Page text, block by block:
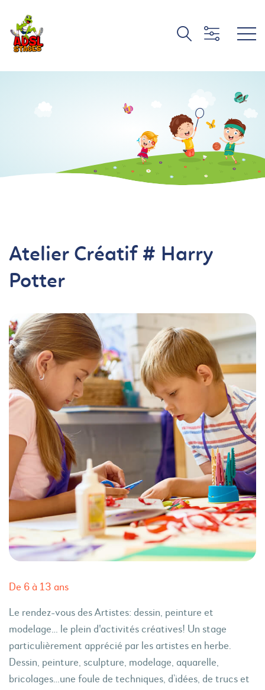
Atelier Créatif # Harry
Potter
De 6 à 13 ans
Le rendez-vous des Artistes: dessin, peinture et
modelage… le plein d'activités créatives! Un stage
particulièrement apprécié par les artistes en herbe.
Dessin, peinture, sculpture, modelage, aquarelle,
bricolages…une foule de techniques, d’idées, de trucs et